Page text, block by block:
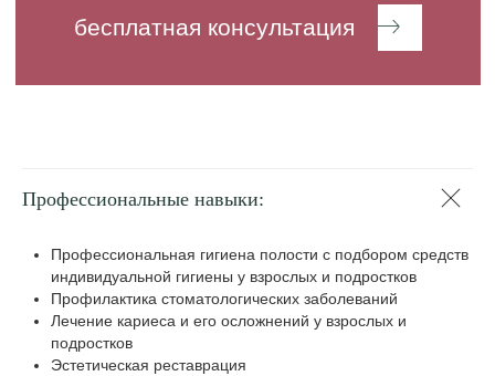
Профессиональные навыки:
Профессиональная гигиена полости с подбором средств
индивидуальной гигиены у взрослых и подростков
Профилактика стоматологических заболеваний
Лечение кариеса и его осложнений у взрослых и
подростков
Эстетическая реставрация